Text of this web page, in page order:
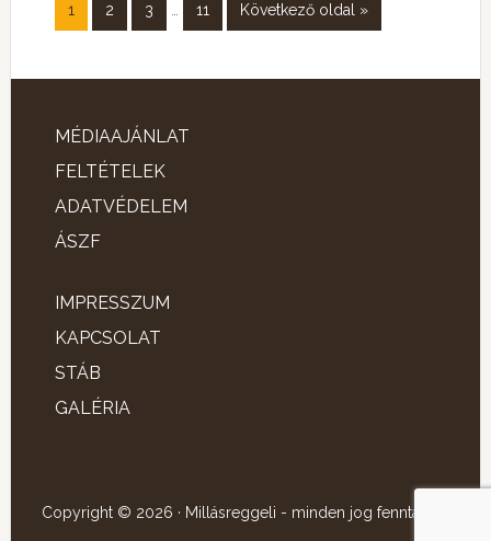
1 2 3 11 Következő oldal »
MÉDIAAJÁNLAT
FELTÉTELEK
ADATVÉDELEM
ÁSZF
IMPRESSZUM
KAPCSOLAT
STÁB
GALÉRIA
Copyright © 2026 · Millásreggeli - minden jog fenntartva!